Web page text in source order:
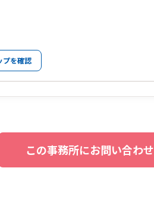
を確認
この事務所にお問い合わせ